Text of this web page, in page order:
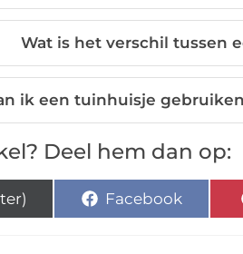
Wat is het verschil tussen
ik een tuinhuisje
Deel hem dan op:
Facebook